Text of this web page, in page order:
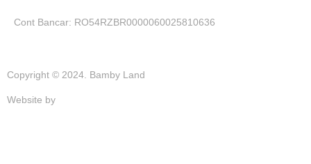
Cont Bancar: RO54RZBR0000060025810636
Copyright © 2024. Bamby Land
Website by